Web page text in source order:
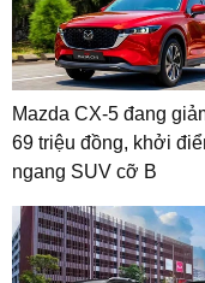
Mazda CX-5 đang
69 triệu đồng, khởi
ngang SUV cỡ B